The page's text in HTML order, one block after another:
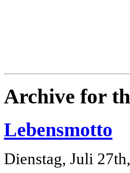
Archive for
Lebensmotto
Dienstag, Juli